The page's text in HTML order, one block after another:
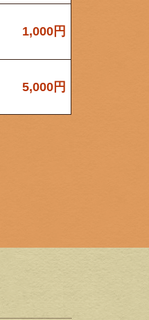
1,000円
5,000円